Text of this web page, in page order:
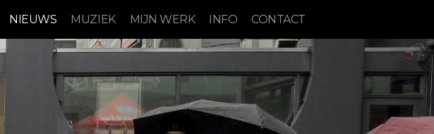
NIEUWS MUZIEK MIJN WERK INFO CONTACT